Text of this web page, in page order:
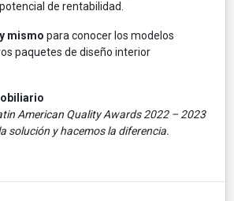
de rentabilidad.
mismo para conocer los modelos
paquetes de diseño interior
American Quality Awards 2022 – 2023
solución y hacemos la diferencia.